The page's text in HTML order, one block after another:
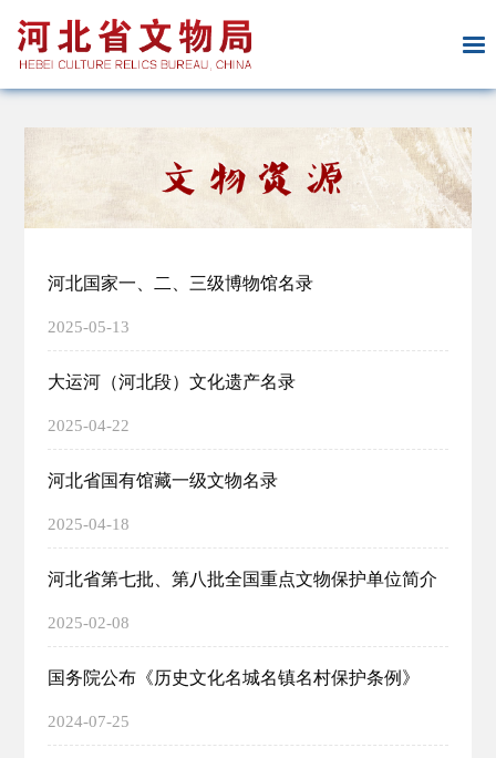
河北国家一、二、三级博物馆名录
2025-05-13
大运河（河北段）文化遗产名录
2025-04-22
河北省国有馆藏一级文物名录
2025-04-18
河北省第七批、第八批全国重点文物保护单位简介
2025-02-08
国务院公布《历史文化名城名镇名村保护条例》
2024-07-25